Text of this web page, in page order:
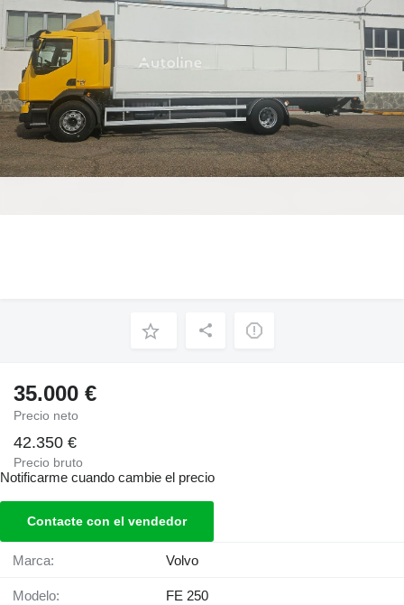
35.000 €
Precio neto
42.350 €
Precio bruto
Notificarme cuando cambie el precio
Contacte con el vendedor
Marca: Volvo
Modelo: FE 250